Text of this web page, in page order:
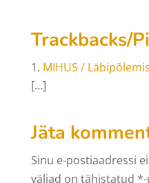
Trackbacks/
MIHUS /
[…]
Jäta
Sinu e-postiaadressi
väljad on tähistatud *